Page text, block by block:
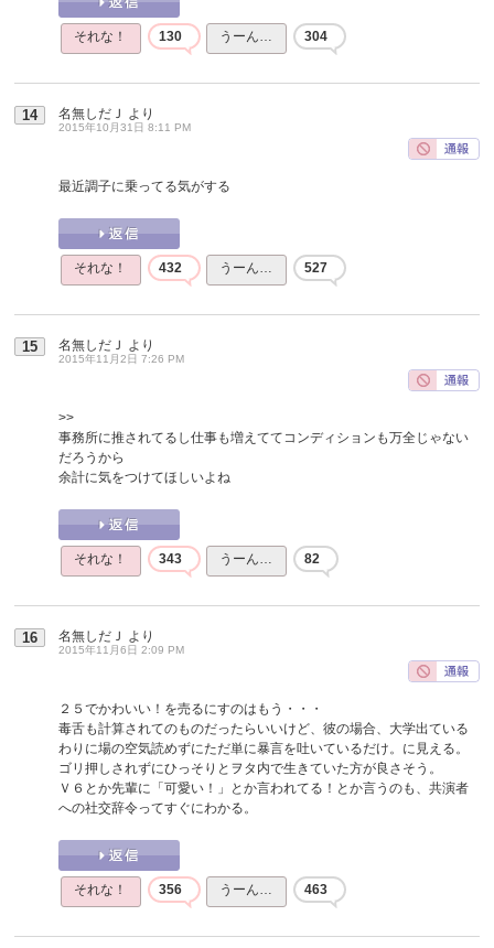
それな！ 130 うーん… 304
14 名無しだＪ より
2015年10月31日 8:11 PM
最近調子に乗ってる気がする
それな！ 432 うーん… 527
15 名無しだＪ より
2015年11月2日 7:26 PM
>>
事務所に推されてるし仕事も増えててコンディションも万全じゃない
だろうから
余計に気をつけてほしいよね
それな！ 343 うーん… 82
16 名無しだＪ より
2015年11月6日 2:09 PM
２５でかわいい！を売るにすのはもう・・・
毒舌も計算されてのものだったらいいけど、彼の場合、大学出ている
わりに場の空気読めずにただ単に暴言を吐いているだけ。に見える。
ゴリ押しされずにひっそりとヲタ内で生きていた方が良さそう。
Ｖ６とか先輩に「可愛い！」とか言われてる！とか言うのも、共演者
への社交辞令ってすぐにわかる。
それな！ 356 うーん… 463